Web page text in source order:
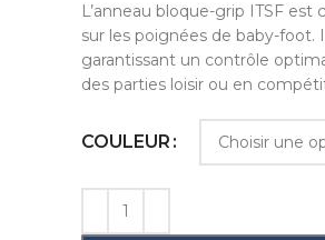
L’anneau bloque-grip ITSF
sur les poignées de baby-foot.
garantissant un contrôle
des parties loisir ou en
COULEUR